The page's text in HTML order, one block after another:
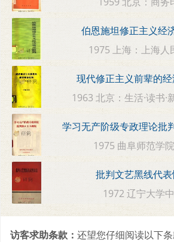
伯恩施坦修正主义经
1975 上海：上海人
现代修正主义前辈的
1963 北京：生活·读书·
学习无产阶级专政理论批
1975 曲阜师范学
批判文艺黑线代
1972 辽宁大学
访客求助条款： 还望您仔细阅读以下